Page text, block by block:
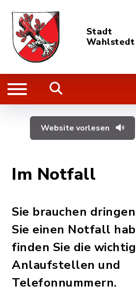
Stadt
Wahlstedt
Website vorlesen
Im Notfall
Sie brauchen
Sie einen Notfall
finden Sie die
Anlaufstellen und
Telefonnummern.